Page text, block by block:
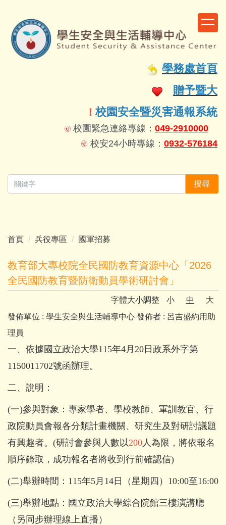
主
要
學務處首頁
贈予暨大
！校園安全暨災害通報系統
校園緊急連絡專線： 049-2910000
校安24小時專線： 0932-576184
搜尋
首頁 兵役專區 國軍招募
教育部大專校院全民國防教育資源中心「2026
全民國防教育暨防衛動員學術研討會」
字體大小調整 小 中
大
發佈單位 : 學生安全與生活輔導中心 發佈者 : 呂吉盛約用助
理員
一、依據國立政治大學115年4月20日政系外字第
1150011702號函辦理。
二、說明：
(一)參與對象：專家學者、學校教師、軍訓教官、行
政院動員會報各分類計畫機關、研究生及對研討議題
有興趣者。(研討會參與人數以200人為限，將依報名
順序錄取，成功報名者將收到行前確認信)
(二)舉辦時間：115年5月14日（星期四）10:00至16:00
(三)舉辦地點：國立政治大學綜合院館三樓演講廳
（另同步辦理線上直播）